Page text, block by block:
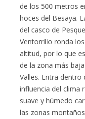
de los 500 metros
hoces del Besaya.
del casco de
Ventorrillo ronda
altitud, por lo que
de la zona más
Valles. Entra dentro
influencia del clima
suave y húmedo
las zonas